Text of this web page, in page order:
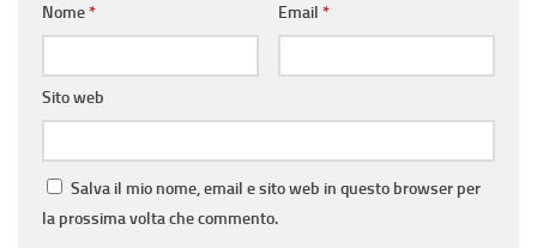
Nome* Email *
Sito web
Salva il mio nome, email e sito web in questo browser per
la prossima volta che commento.